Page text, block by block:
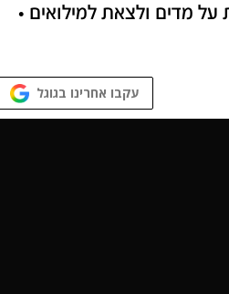
מדים ולצאת למילואים •
עקבו אחרינו בגוגל